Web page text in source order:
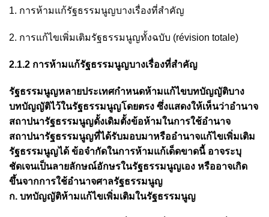
1. การห้ามแก้รัฐธรรมนูญบางเรื่องที่สำคัญ
2. การแก้ไขเพิ่มเติมรัฐธรรมนูญทั้งฉบับ (révision totale)
2.1.2 การห้ามแก้รัฐธรรมนูญบางเรื่องที่สำคัญ
รัฐธรรมนูญหลายประเทศกำหนดห้ามแก้ไขบทบัญญัติบาง
บทบัญญัติไว้ในรัฐธรรมนูญโดยตรง ซึ่งแสดงให้เห็นว่าอำนาจ
สถาปนารัฐธรรมนูญดั้งเดิมตั้งข้อห้ามในการใช้อำนาจ
สถาปนารัฐธรรมนูญที่ได้รับมอบมาหรืออำนาจแก้ไขเพิ่มเติม
รัฐธรรมนูญได้ ข้อจำกัดในการห้ามแก้เด็ดขาดนี้ อาจระบุ
ชัดเจนเป็นลายลักษณ์อักษรในรัฐธรรมนูญเอง หรืออาจเกิด
ขึ้นจากการใช้อำนาจศาลรัฐธรรมนูญ
ก. บทบัญญัติห้ามแก้ไขเพิ่มเติมในรัฐธรรมนูญ